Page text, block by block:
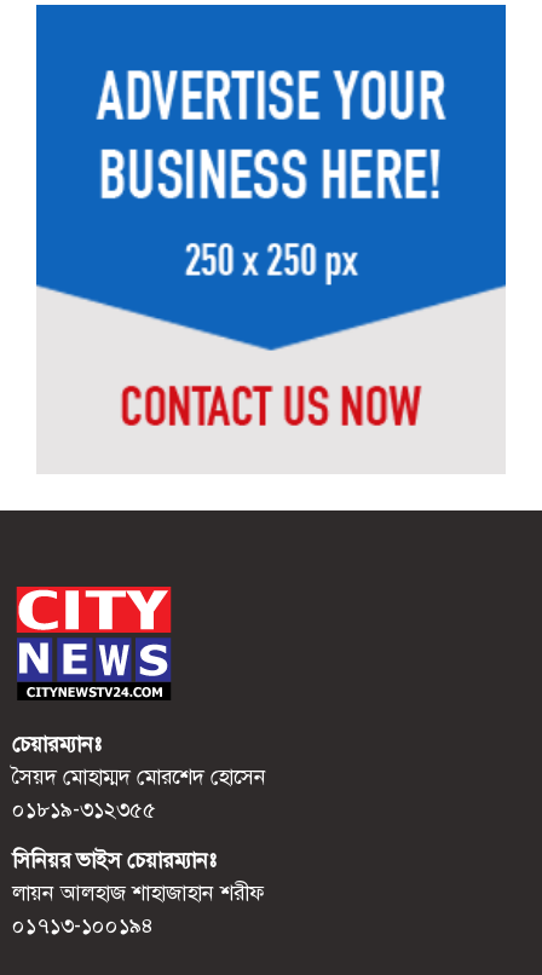
চেয়ারম্যানঃ
সৈয়দ মোহাম্মদ মোরশেদ হোসেন
০১৮১৯-৩১২৩৫৫
সিনিয়র ভাইস চেয়ারম্যানঃ
লায়ন আলহাজ শাহাজাহান শরীফ
০১৭১৩-১০০১৯৪